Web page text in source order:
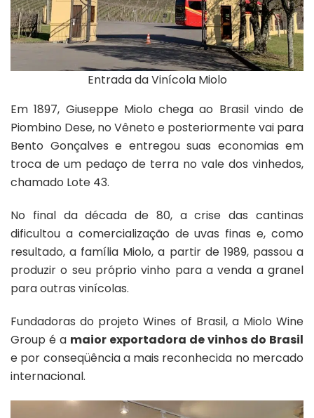
Entrada da Vinícola Miolo
Em 1897, Giuseppe Miolo chega ao Brasil vindo de
Piombino Dese, no Vêneto e posteriormente vai para
Bento Gonçalves e entregou suas economias em
troca de um pedaço de terra no vale dos vinhedos,
chamado Lote 43.
No final da década de 80, a crise das cantinas
dificultou a comercialização de uvas finas e, como
resultado, a família Miolo, a partir de 1989, passou a
produzir o seu próprio vinho para a venda a granel
para outras vinícolas.
Fundadoras do projeto Wines of Brasil, a Miolo Wine
Group é a maior exportadora de vinhos do Brasil
e por conseqüência a mais reconhecida no mercado
internacional.